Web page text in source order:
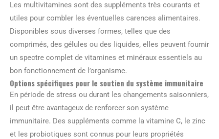
Les multivitamines sont des suppléments très courants et
utiles pour combler les éventuelles carences alimentaires.
Disponibles sous diverses formes, telles que des
comprimés, des gélules ou des liquides, elles peuvent fournir
un spectre complet de vitamines et minéraux essentiels au
bon fonctionnement de l’organisme.
Options spécifiques pour le soutien du système immunitaire
En période de stress ou durant les changements saisonniers,
il peut être avantageux de renforcer son système
immunitaire. Des suppléments comme la vitamine C, le zinc
et les probiotiques sont connus pour leurs propriétés